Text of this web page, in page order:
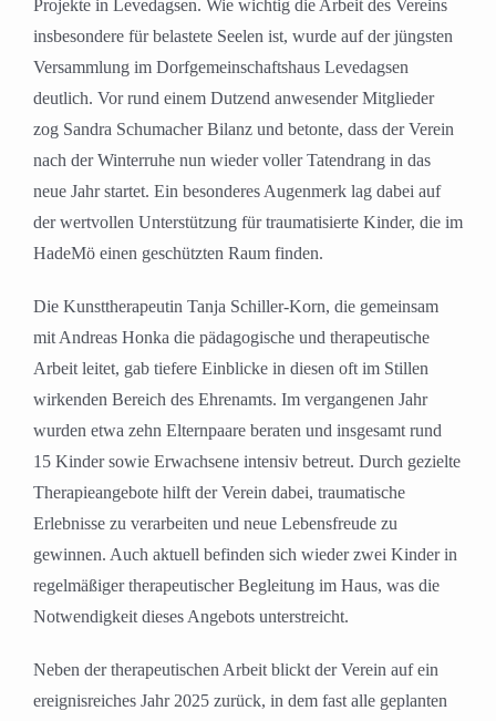
Projekte in Levedagsen. Wie wichtig die Arbeit des Vereins
insbesondere für belastete Seelen ist, wurde auf der jüngsten
Versammlung im Dorfgemeinschaftshaus Levedagsen
deutlich. Vor rund einem Dutzend anwesender Mitglieder
zog Sandra Schumacher Bilanz und betonte, dass der Verein
nach der Winterruhe nun wieder voller Tatendrang in das
neue Jahr startet. Ein besonderes Augenmerk lag dabei auf
der wertvollen Unterstützung für traumatisierte Kinder, die im
HadeMö einen geschützten Raum finden.
Die Kunsttherapeutin Tanja Schiller-Korn, die gemeinsam
mit Andreas Honka die pädagogische und therapeutische
Arbeit leitet, gab tiefere Einblicke in diesen oft im Stillen
wirkenden Bereich des Ehrenamts. Im vergangenen Jahr
wurden etwa zehn Elternpaare beraten und insgesamt rund
15 Kinder sowie Erwachsene intensiv betreut. Durch gezielte
Therapieangebote hilft der Verein dabei, traumatische
Erlebnisse zu verarbeiten und neue Lebensfreude zu
gewinnen. Auch aktuell befinden sich wieder zwei Kinder in
regelmäßiger therapeutischer Begleitung im Haus, was die
Notwendigkeit dieses Angebots unterstreicht.
Neben der therapeutischen Arbeit blickt der Verein auf ein
ereignisreiches Jahr 2025 zurück, in dem fast alle geplanten